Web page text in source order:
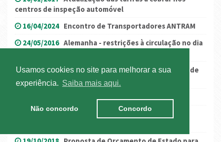
Usamos cookies no site para melhorar a sua
experiência.
Saiba mais aqui.
Não concordo Concordo
centros de inspeção automóvel
16/04/2024 Encontro de Transportadores ANTRAM
24/05/2016 Alemanha - restrições à circulação no dia
12/10/2018 (Atualização) França: Destacamento de
trabalhadores
Catalunha - restrições à circulação
11/04/2022 Gasóleo Profissional – montante do